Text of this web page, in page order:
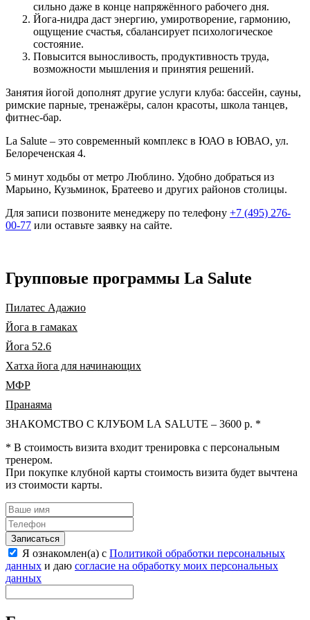
сильно даже в конце напряжённого рабочего дня.
Йога-нидра даст энергию, умиротворение, гармонию,
ощущение счастья, сбалансирует психологическое
состояние.
Повысится выносливость, продуктивность труда,
возможности мышления и принятия решений.
Занятия йогой дополнят другие услуги клуба: бассейн, сауны,
римские парные, тренажёры, салон красоты, школа танцев,
фитнес-бар.
La Salute – это современный комплекс в ЮАО в ЮВАО, ул.
Белореченская 4.
5 минут ходьбы от метро Люблино. Удобно добраться из
Марьино, Кузьминок, Братеево и других районов столицы.
Для записи позвоните менеджеру по телефону +7 (495) 276-
00-77 или оставьте заявку на сайте.
Групповые программы La Salute
Пилатес Адажио
Йога в гамаках
Йога 52.6
Хатха йога для начинающих
МФР
Пранаяма
ЗНАКОМСТВО С КЛУБОМ LA SALUTE – 3600 р. *
* В стоимость визита входит тренировка с персональным
тренером.
При покупке клубной карты стоимость визита будет вычтена
из стоимости карты.
Записаться
Я ознакомлен(а) с Политикой обработки персональных
данных и даю согласие на обработку моих персональных
данных